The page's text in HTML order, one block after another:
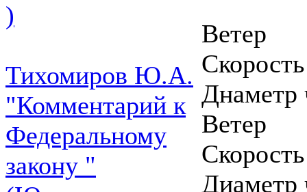
)
Тихомиров Ю.А.
"Комментарий к
Федеральному
закону "
Ветер
Днаметр
Ветер
Диаметр